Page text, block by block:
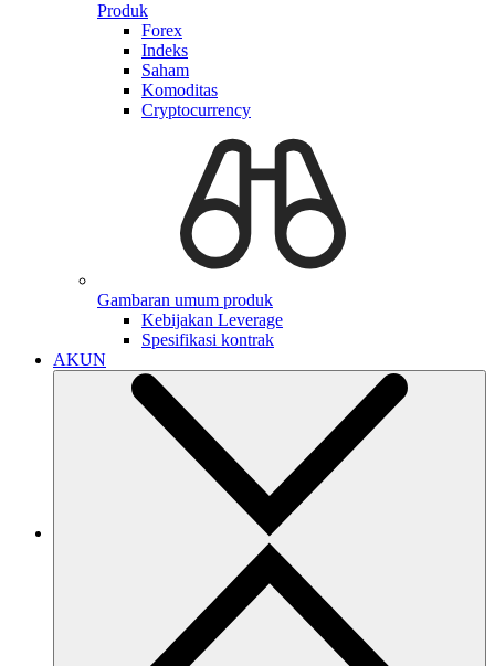
Produk
Forex
Indeks
Saham
Komoditas
Cryptocurrency
Gambaran umum produk
Kebijakan Leverage
Spesifikasi kontrak
AKUN